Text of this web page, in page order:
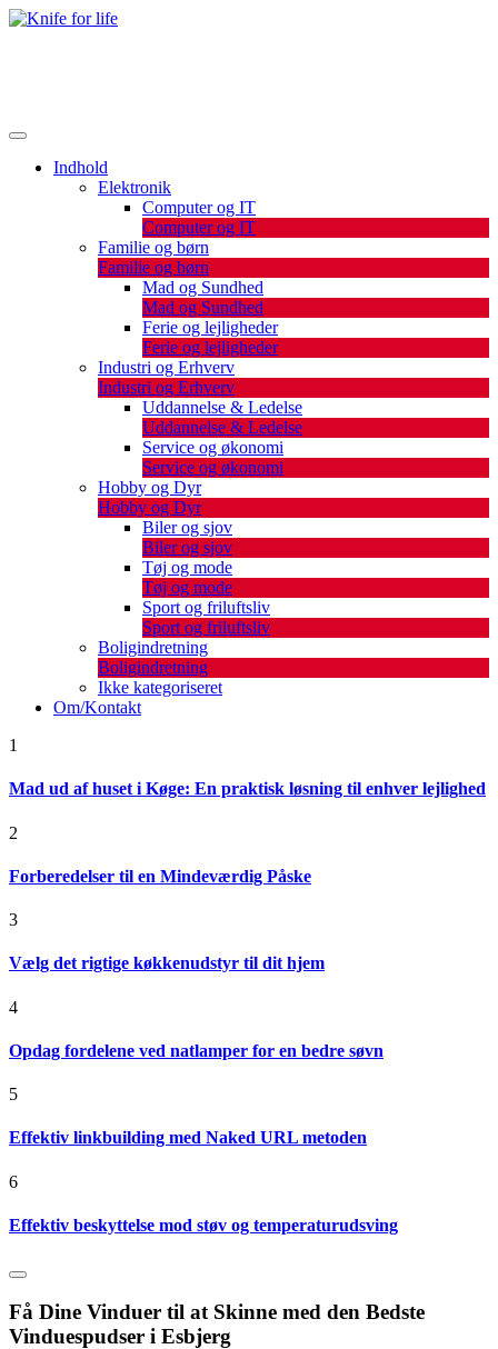
Skip
Indhold
Elektronik
Computer og IT
Computer og IT
Familie og børn
Familie og børn
Mad og Sundhed
Mad og Sundhed
Ferie og lejligheder
Ferie og lejligheder
Industri og Erhverv
Industri og Erhverv
Uddannelse & Ledelse
Uddannelse & Ledelse
Service og økonomi
Service og økonomi
Hobby og Dyr
Hobby og Dyr
Biler og sjov
Biler og sjov
Tøj og mode
Tøj og mode
Sport og friluftsliv
Sport og friluftsliv
Boligindretning
Boligindretning
Ikke kategoriseret
Om/Kontakt
1
Mad ud af huset i Køge: En praktisk løsning til enhver lejlighed
2
Forberedelser til en Mindeværdig Påske
3
Vælg det rigtige køkkenudstyr til dit hjem
4
Opdag fordelene ved natlamper for en bedre søvn
5
Effektiv linkbuilding med Naked URL metoden
6
Effektiv beskyttelse mod støv og temperaturudsving
Få Dine Vinduer til at Skinne med den Bedste
Vinduespudser i Esbjerg